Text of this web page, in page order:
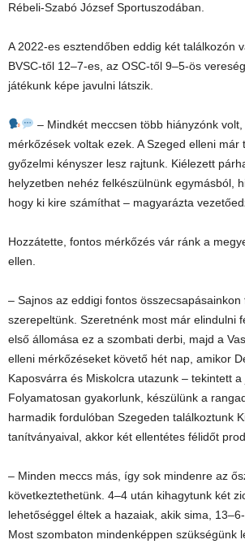
Rébeli-Szabó József Sportuszodában.
A 2022-es esztendőben eddig két találkozón
BVSC-től 12–7-es, az OSC-től 9–5-ös
játékunk képe javulni látszik.
– Mindkét meccsen több hiányzónk
mérkőzések voltak ezek. A Szeged elleni már
győzelmi kényszer lesz rajtunk. Kiélezett
helyzetben nehéz felkészülnünk egymásból,
hogy ki kire számíthat – magyarázta
Hozzátette, fontos mérkőzés vár ránk a
ellen.
– Sajnos az eddigi fontos összecsapásainkon
szerepeltünk. Szeretnénk most már elindulni
első állomása ez a szombati derbi, majd a
elleni mérkőzéseket követő hét nap, amikor
Kaposvárra és Miskolcra utazunk – tekintett a
Folyamatosan gyakorlunk, készülünk a
harmadik fordulóban Szegeden találkoztunk
tanítványaival, akkor két ellentétes félidőt
– Minden meccs más, így sok mindenre az
következtethetünk. 4–4 után kihagytunk két
lehetőséggel éltek a hazaiak, akik sima,
Most szombaton mindenképpen szükségünk